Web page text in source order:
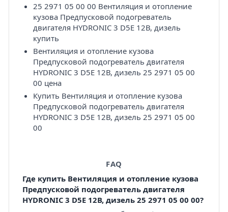
25 2971 05 00 00 Вентиляция и отопление
кузова Предпусковой подогреватель
двигателя HYDRONIC 3 D5E 12В, дизель
купить
Вентиляция и отопление кузова
Предпусковой подогреватель двигателя
HYDRONIC 3 D5E 12В, дизель 25 2971 05 00
00 цена
Купить Вентиляция и отопление кузова
Предпусковой подогреватель двигателя
HYDRONIC 3 D5E 12В, дизель 25 2971 05 00
00
FAQ
Где купить Вентиляция и отопление кузова
Предпусковой подогреватель двигателя
HYDRONIC 3 D5E 12В, дизель 25 2971 05 00 00?